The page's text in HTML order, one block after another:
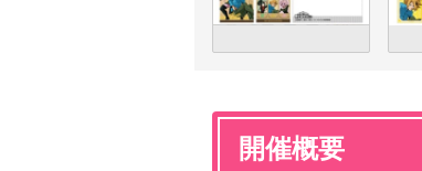
開催概要